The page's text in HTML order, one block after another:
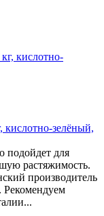
кислотно-зелёный,
подойдет для
растяжимость.
производитель
Рекомендуем